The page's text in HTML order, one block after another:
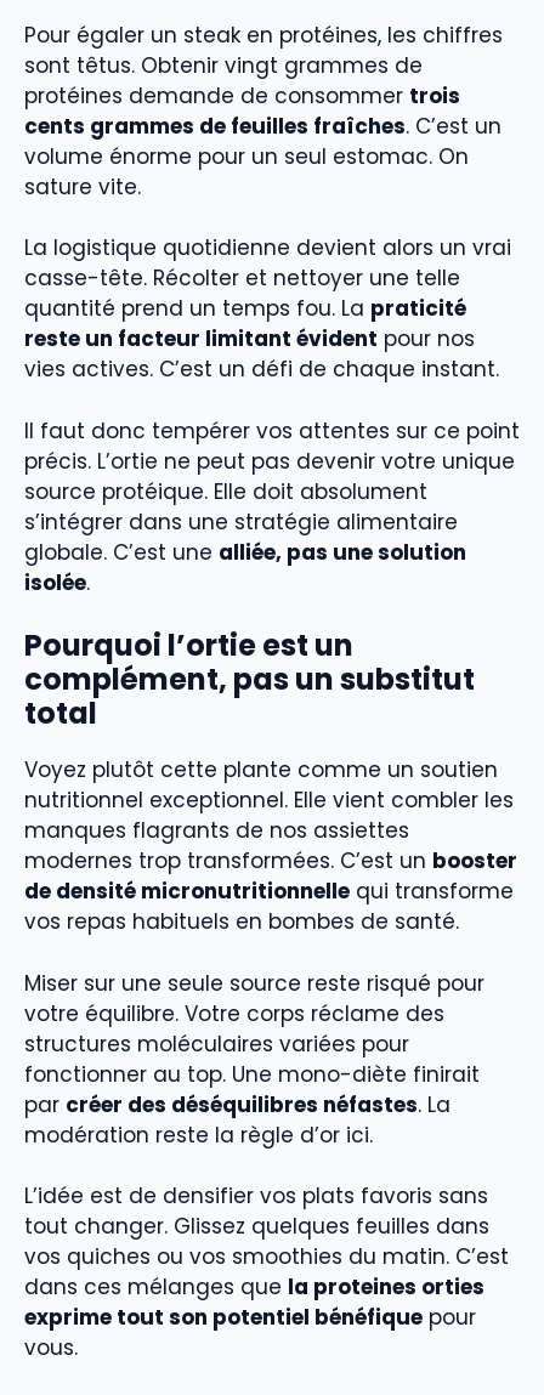
Pour égaler un steak en protéines, les chiffres
sont têtus. Obtenir vingt grammes de
protéines demande de consommer trois
cents grammes de feuilles fraîches. C’est un
volume énorme pour un seul estomac. On
sature vite.
La logistique quotidienne devient alors un vrai
casse-tête. Récolter et nettoyer une telle
quantité prend un temps fou. La praticité
reste un facteur limitant évident pour nos
vies actives. C’est un défi de chaque instant.
Il faut donc tempérer vos attentes sur ce point
précis. L’ortie ne peut pas devenir votre unique
source protéique. Elle doit absolument
s’intégrer dans une stratégie alimentaire
globale. C’est une alliée, pas une solution
isolée.
Pourquoi l’ortie est un
complément, pas un substitut
total
Voyez plutôt cette plante comme un soutien
nutritionnel exceptionnel. Elle vient combler les
manques flagrants de nos assiettes
modernes trop transformées. C’est un booster
de densité micronutritionnelle qui transforme
vos repas habituels en bombes de santé.
Miser sur une seule source reste risqué pour
votre équilibre. Votre corps réclame des
structures moléculaires variées pour
fonctionner au top. Une mono-diète finirait
par créer des déséquilibres néfastes. La
modération reste la règle d’or ici.
L’idée est de densifier vos plats favoris sans
tout changer. Glissez quelques feuilles dans
vos quiches ou vos smoothies du matin. C’est
dans ces mélanges que la proteines orties
exprime tout son potentiel bénéfique pour
vous.